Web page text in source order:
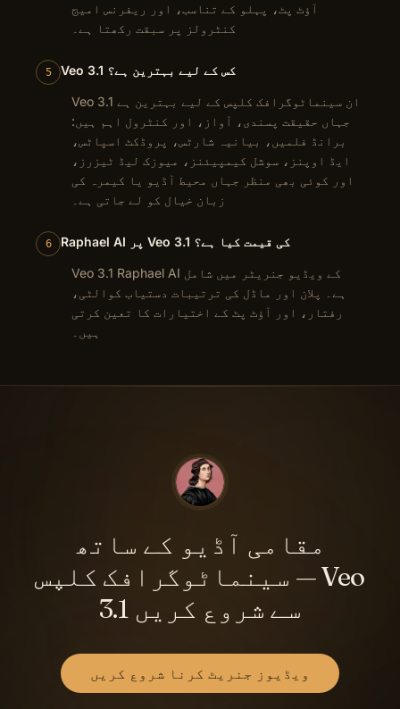
آؤٹ پٹ، پہلو کے تناسب، اور ریفرنس امیج
کنٹرولز پر سبقت رکھتا ہے۔
5 Veo 3.1 کس کے لیے بہترین ہے؟
Veo 3.1 ان سینماٹوگرافک کلپس کے لیے بہترین ہے
جہاں حقیقت پسندی، آواز، اور کنٹرول اہم ہیں:
برانڈ فلمیں، بیانیہ شارٹس، پروڈکٹ اسپاٹس،
ایڈ اوپنز، سوشل کیمپیئنز، میوزک لیڈ ٹیزرز،
اور کوئی بھی منظر جہاں محیط آڈیو یا کیمرہ کی
زبان خیال کو لے جاتی ہے۔
6 Raphael AI پر Veo 3.1 کی قیمت کیا ہے؟
Veo 3.1 Raphael AI کے ویڈیو جنریٹر میں شامل
ہے۔ پلان اور ماڈل کی ترتیبات دستیاب کوالٹی،
رفتار، اور آؤٹ پٹ کے اختیارات کا تعین کرتی
ہیں۔
مقامی آڈیو کے ساتھ
سینماٹوگرافک کلپس — Veo
3.1 سے شروع کریں
ویڈیوز جنریٹ کرنا شروع کریں